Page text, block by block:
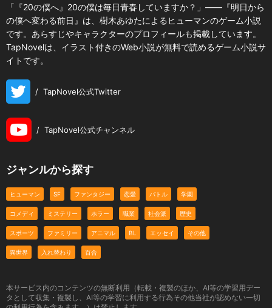
「『20の僕へ』20の僕は毎日青春していますか？」――『明日から
の僕へ変わる前日』は、樹木あゆたによるヒューマンのゲーム小説
です。あらすじやキャラクターのプロフィールも掲載しています。
TapNovelは、イラスト付きのWeb小説が無料で読めるゲーム小説サ
イトです。
/ TapNovel公式Twitter
/ TapNovel公式チャンネル
ジャンルから探す
ヒューマン SF ファンタジー 恋愛 バトル 学園
コメディ ミステリー ホラー 職業 社会派 歴史
スポーツ ファミリー アニマル BL エッセイ その他
異世界 入れ替わり 百合
本サービス内のコンテンツの無断利用（転載・複製のほか、AI等の学習用デー
タとして収集・複製し、AI等の学習に利用する行為その他当社が認めない一切